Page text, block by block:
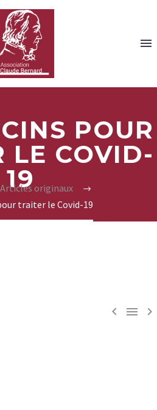
POUR
LE COVID-
19
Articles originaux
traiter le Covid-19
  